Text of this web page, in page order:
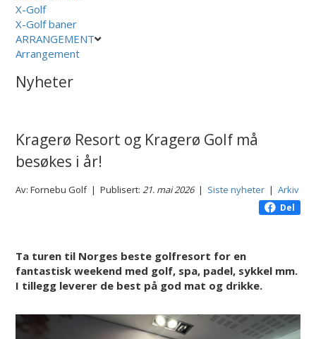
X-Golf
X-Golf baner
ARRANGEMENT
Arrangement
Nyheter
Kragerø Resort og Kragerø Golf må
besøkes i år!
Av: Fornebu Golf | Publisert:21. mai 2026| Siste nyheter |Arkiv
Del
Ta turen til Norges beste golfresort for en
fantastisk weekend med golf, spa, padel, sykkel mm.
I tillegg leverer de best på god mat og drikke.